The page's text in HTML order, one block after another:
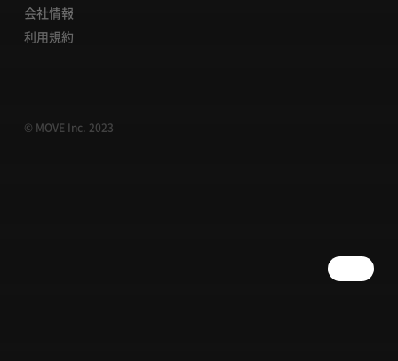
会社情報
利用規約
© MOVE Inc. 2023